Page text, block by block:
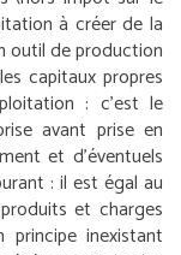
à créer de la
outil de production
capitaux propres
: c’est le
avant prise en
et d’éventuels
: il est égal au
et charges
inexistant